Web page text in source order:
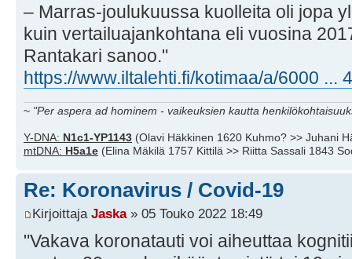
– Marras-joulukuussa kuolleita oli jopa
kuin vertailuajankohtana eli vuosina
Rantakari sanoo."
https://www.iltalehti.fi/kotimaa/a/6000 ...
~ "Per aspera ad hominem - vaikeuksien kautta
Y-DNA: N1c1-YP1143 (Olavi Häkkinen 1620 Kuhmo? >> Juhani
mtDNA: H5a1e (Elina Mäkilä 1757 Kittilä >> Riitta Sassali 1843
Re: Koronavirus / Covid-19
Kirjoittaja Jaska» 05 Touko 2022 18:49
"Vakava koronatauti voi aiheuttaa